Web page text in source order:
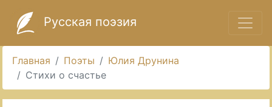
Русская поэзия
Главная Поэты
Юлия Друнина
Стихи о счастье